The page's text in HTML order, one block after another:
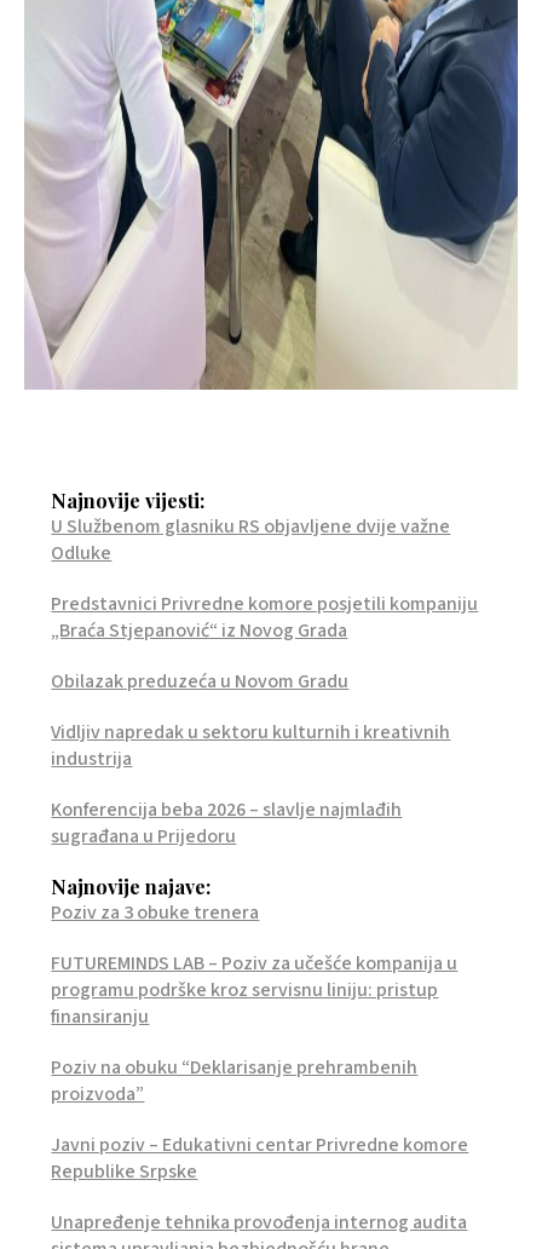
Najnovije vijesti:
U Službenom glasniku RS objavljene dvije važne
Odluke
Predstavnici Privredne komore posjetili kompaniju
„Braća Stjepanović“ iz Novog Grada
Obilazak preduzeća u Novom Gradu
Vidljiv napredak u sektoru kulturnih i kreativnih
industrija
Konferencija beba 2026 – slavlje najmlađih
sugrađana u Prijedoru
Najnovije najave:
Poziv za 3 obuke trenera
FUTUREMINDS LAB – Poziv za učešće kompanija u
programu podrške kroz servisnu liniju: pristup
finansiranju
Poziv na obuku “Deklarisanje prehrambenih
proizvoda”
Javni poziv – Edukativni centar Privredne komore
Republike Srpske
Unapređenje tehnika provođenja internog audita